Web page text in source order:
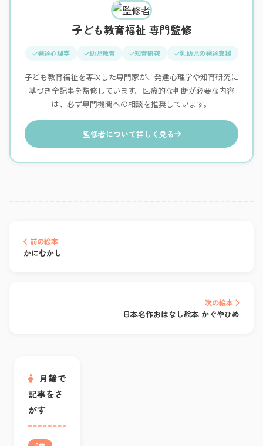
子ども教育福祉 専門監修
発達心理学 幼児教育 知育研究 乳幼児の発達支援
子ども教育福祉を専攻した専門家が、発達心理学や知育研究に
基づき全記事を監修しています。医療的な判断が必要な内容
は、必ず専門機関への相談を推奨しています。
監修者について詳しく見る
前の絵本
かにむかし
次の絵本
日本名作おはなし絵本 かぐやひめ
月齢で
記事をさ
がす